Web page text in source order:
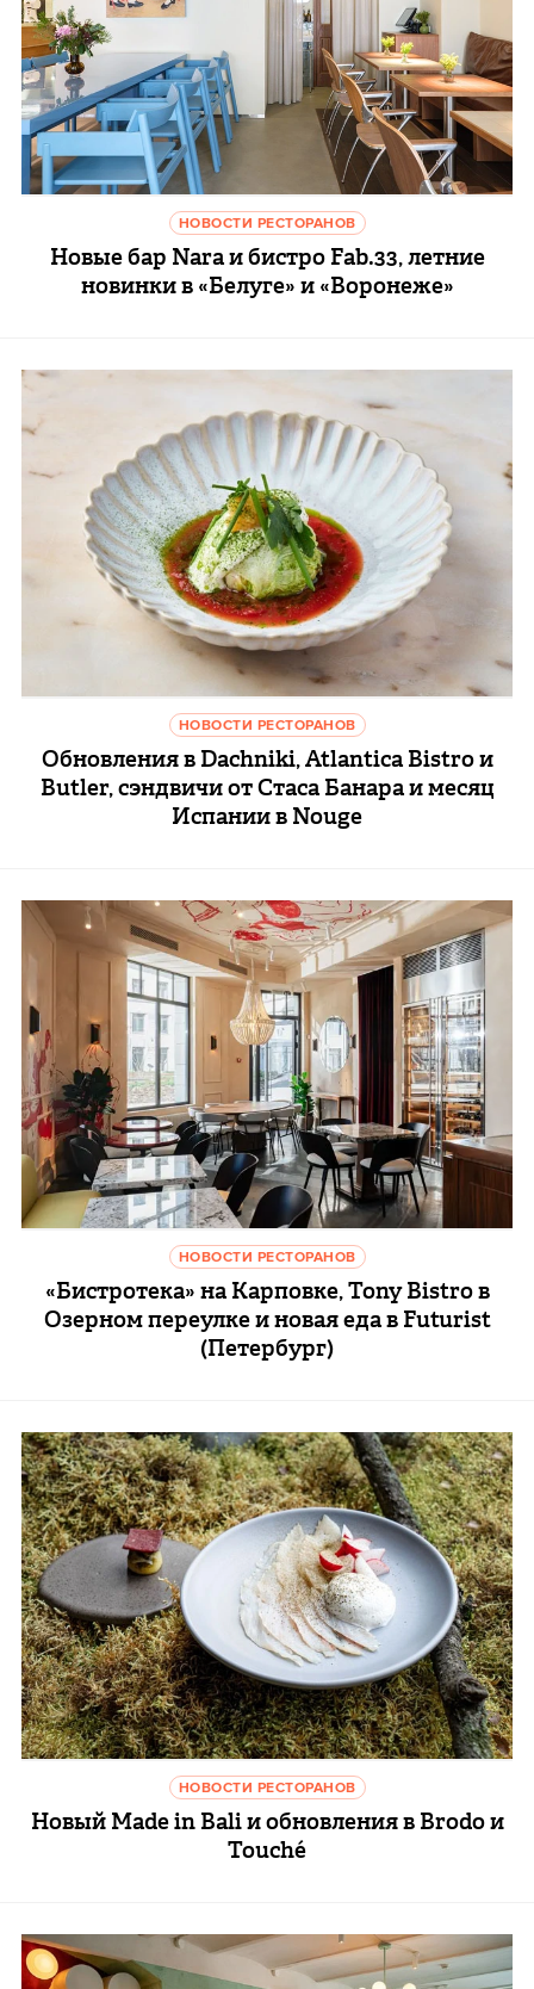
НОВОСТИ РЕСТОРАНОВ
Новые бар Nara и бистро Fab.33, летние
новинки в «Белуге» и «Воронеже»
НОВОСТИ РЕСТОРАНОВ
Обновления в Dachniki, Atlantica Bistro и
Butler, cэндвичи от Стаса Банара и месяц
Испании в Nouge
НОВОСТИ РЕСТОРАНОВ
«Бистротека» на Карповке, Tony Bistro в
Озерном переулке и новая еда в Futurist
(Петербург)
НОВОСТИ РЕСТОРАНОВ
Новый Made in Bali и обновления в Brodo и
Touché